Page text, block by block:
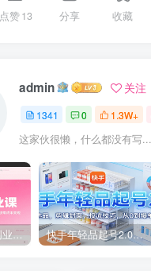
点赞13 分享 收藏
admin 关注
1341 0 1.3W+
这家伙很懒，什么都没有写...
小红书虚拟电商创业课，系统拆解选品-内容-流量-变现，实现零成本变现 快手年轻品起号2.0：养号选品，剪辑封面，投流技巧，从0到爆单全流程